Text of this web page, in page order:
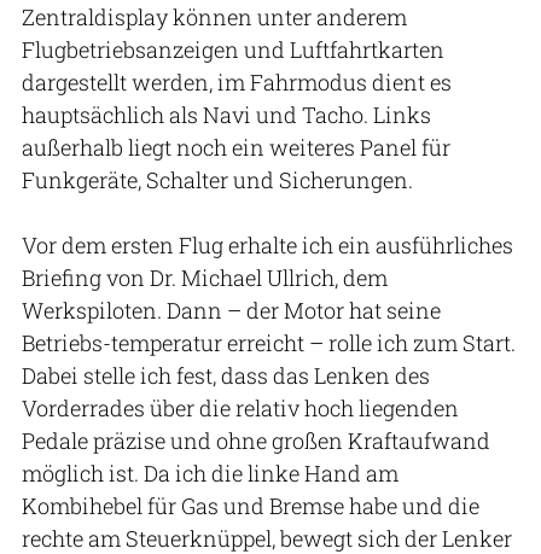
Zentraldisplay können unter anderem
Flugbetriebsanzeigen und Luftfahrtkarten
dargestellt werden, im Fahrmodus dient es
hauptsächlich als Navi und Tacho. Links
außerhalb liegt noch ein weiteres Panel für
Funkgeräte, Schalter und Sicherungen.
Vor dem ersten Flug erhalte ich ein ausführliches
Briefing von Dr. Michael Ullrich, dem
Werkspiloten. Dann – der Motor hat seine
Betriebs-temperatur erreicht – rolle ich zum Start.
Dabei stelle ich fest, dass das Lenken des
Vorderrades über die relativ hoch liegenden
Pedale präzise und ohne großen Kraftaufwand
möglich ist. Da ich die linke Hand am
Kombihebel für Gas und Bremse habe und die
rechte am Steuerknüppel, bewegt sich der Lenker